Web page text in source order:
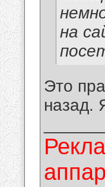
на
Это
назад.